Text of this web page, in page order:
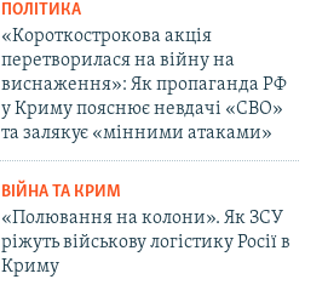
ПОЛІТИКА
«Короткострокова акція
перетворилася на війну на
виснаження»: Як пропаганда РФ
у Криму пояснює невдачі «СВО»
та залякує «мінними атаками»
ВІЙНА ТА КРИМ
«Полювання на колони». Як ЗСУ
ріжуть військову логістику Росії в
Криму